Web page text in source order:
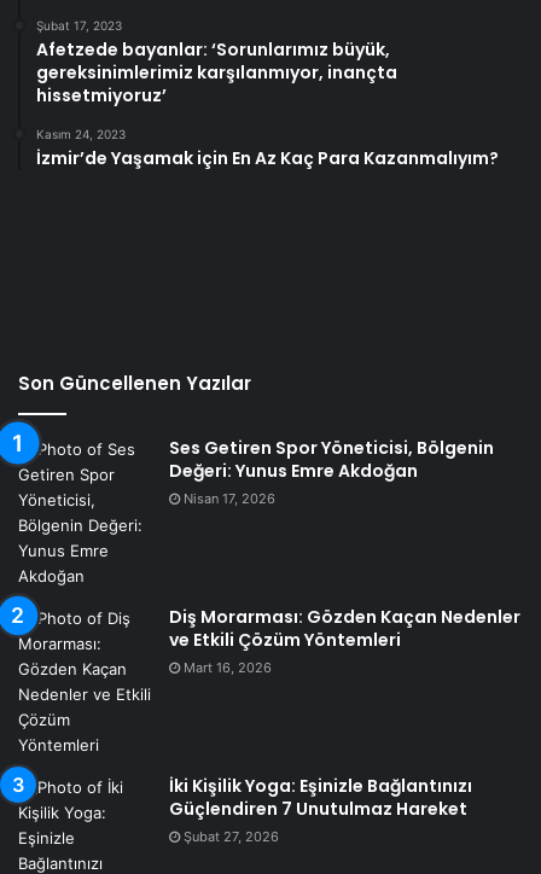
Şubat 17, 2023
Afetzede bayanlar: ‘Sorunlarımız büyük,
gereksinimlerimiz karşılanmıyor, inançta
hissetmiyoruz’
Kasım 24, 2023
İzmir’de Yaşamak için En Az Kaç Para Kazanmalıyım?
Son Güncellenen Yazılar
Ses Getiren Spor Yöneticisi, Bölgenin
Değeri: Yunus Emre Akdoğan
Nisan 17, 2026
Diş Morarması: Gözden Kaçan Nedenler
ve Etkili Çözüm Yöntemleri
Mart 16, 2026
İki Kişilik Yoga: Eşinizle Bağlantınızı
Güçlendiren 7 Unutulmaz Hareket
Şubat 27, 2026